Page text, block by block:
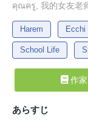
คุณครู, 我的女友老
Harem Ecchi
School Life
作家
あらすじ